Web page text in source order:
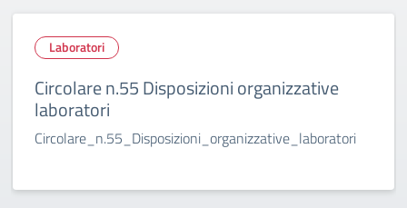
Laboratori
Circolare n.55 Disposizioni organizzative
laboratori
Circolare_n.55_Disposizioni_organizzative_laboratori